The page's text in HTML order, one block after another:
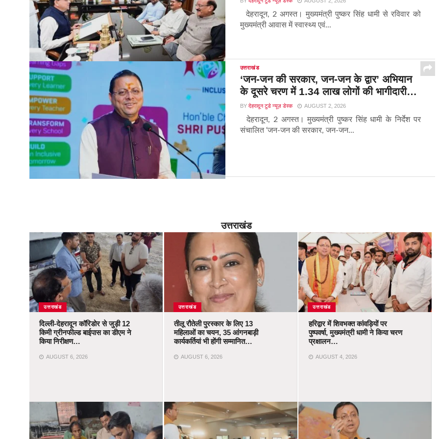
देहरादून, 2 अगस्त। मुख्यमंत्री पुष्कर सिंह धामी से रविवार को
मुख्यमंत्री आवास में स्वास्थ्य एवं...
उत्तराखंड
‘जन-जन की सरकार, जन-जन के द्वार’ अभियान
के दूसरे चरण में 1.34 लाख लोगों की भागीदारी…
BY देहरादून टुडे न्यूज़ डेस्क AUGUST 2, 2026
देहरादून, 2 अगस्त। मुख्यमंत्री पुष्कर सिंह धामी के निर्देश पर
संचालित ‘जन-जन की सरकार, जन-जन...
उत्तराखंड
उत्तराखंड
दिल्ली-देहरादून कॉरिडोर से जुड़ी 12
किमी ग्रीनफील्ड बाईपास का डीएम ने
किया निरीक्षण…
AUGUST 6, 2026
उत्तराखंड
तीलू रौतेली पुरस्कार के लिए 13
महिलाओं का चयन, 35 आंगनबाड़ी
कार्यकर्तियां भी होंगी सम्मानित…
AUGUST 6, 2026
उत्तराखंड
हरिद्वार में शिवभक्त कांवड़ियों पर
पुष्पवर्षा, मुख्यमंत्री धामी ने किया चरण
प्रक्षालन…
AUGUST 4, 2026